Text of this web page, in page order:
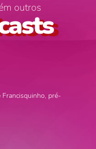
outros
pré-